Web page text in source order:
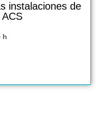
instalaciones de
h